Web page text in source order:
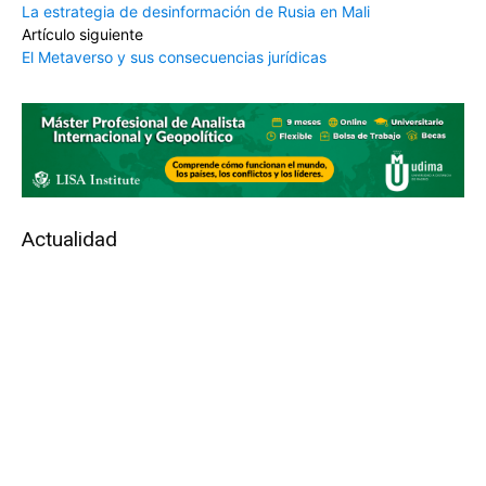
La estrategia de desinformación de Rusia en Mali
Artículo siguiente
El Metaverso y sus consecuencias jurídicas
Actualidad